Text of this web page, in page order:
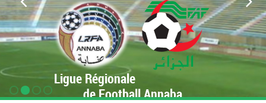
Ligue Régionale
de Football Annaba